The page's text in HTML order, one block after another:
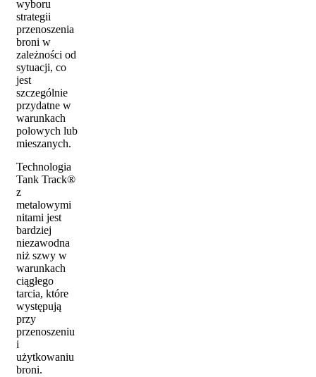
wyboru
strategii
przenoszenia
broni w
zależności od
sytuacji, co
jest
szczególnie
przydatne w
warunkach
polowych lub
mieszanych.
Technologia
Tank Track®
z
metalowymi
nitami jest
bardziej
niezawodna
niż szwy w
warunkach
ciągłego
tarcia, które
występują
przy
przenoszeniu
i
użytkowaniu
broni.